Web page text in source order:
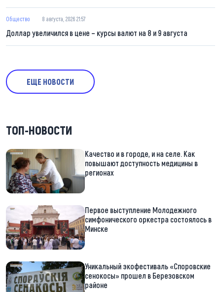
Общество 8 августа, 2026 21:57
Доллар увеличился в цене – курсы валют на 8 и 9 августа
ЕЩЕ НОВОСТИ
ТОП-НОВОСТИ
Качество и в городе, и на селе. Как
повышают доступность медицины в
регионах
Первое выступление Молодежного
симфонического оркестра состоялось в
Минске
Уникальный экофестиваль «Споровские
сенокосы» прошел в Березовском
районе